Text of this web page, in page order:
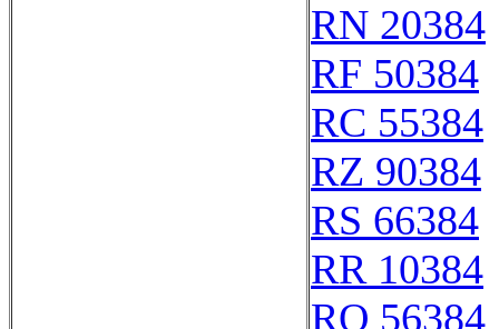
RN 20384
RF 50384
RC 55384
RZ 90384
RS 66384
RR 10384
RQ 56384